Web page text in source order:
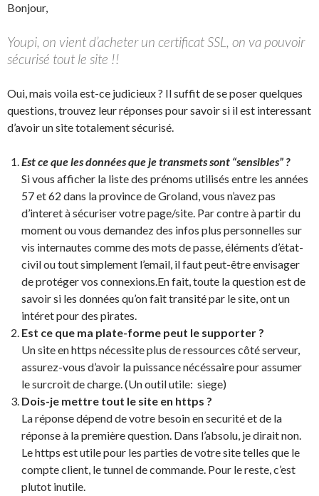
Bonjour,
Youpi, on vient d’acheter un certificat SSL, on va pouvoir
sécurisé tout le site !!
Oui, mais voila est-ce judicieux ? Il suffit de se poser quelques
questions, trouvez leur réponses pour savoir si il est interessant
d’avoir un site totalement sécurisé.
Est ce que les données que je transmets sont “sensibles” ?
Si vous afficher la liste des prénoms utilisés entre les années
57 et 62 dans la province de Groland, vous n’avez pas
d’interet à sécuriser votre page/site. Par contre à partir du
moment ou vous demandez des infos plus personnelles sur
vis internautes comme des mots de passe, éléments d’état-
civil ou tout simplement l’email, il faut peut-être envisager
de protéger vos connexions.En fait, toute la question est de
savoir si les données qu’on fait transité par le site, ont un
intéret pour des pirates.
Est ce que ma plate-forme peut le supporter ?
Un site en https nécessite plus de ressources côté serveur,
assurez-vous d’avoir la puissance nécéssaire pour assumer
le surcroit de charge. (Un outil utile: siege)
Dois-je mettre tout le site en https ?
La réponse dépend de votre besoin en securité et de la
réponse à la première question. Dans l’absolu, je dirait non.
Le https est utile pour les parties de votre site telles que le
compte client, le tunnel de commande. Pour le reste, c’est
plutot inutile.